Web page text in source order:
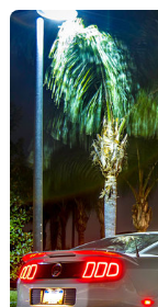
Forum
Moto
Marques